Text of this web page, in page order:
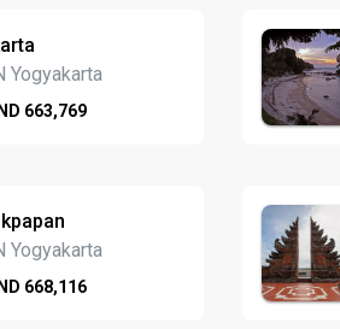
Yogyakarta
663,769
Yogyakarta
668,116